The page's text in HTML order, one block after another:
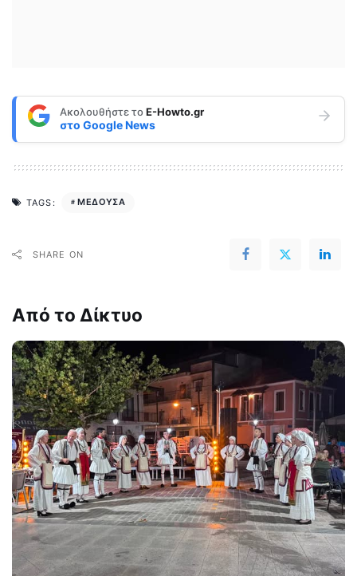
Ακολουθήστε τοE-Howto.gr
στο Google News
TAGS: ΜΕΔΟΥΣΑ
SHARE ON
Από το Δίκτυο